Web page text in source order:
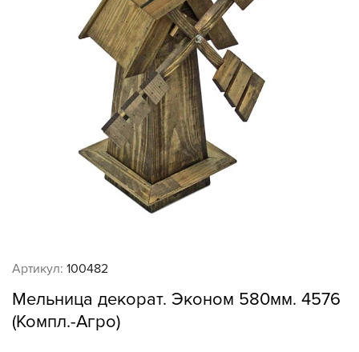
Артикул: 100482
Мельница декорат. Эконом 580мм. 4576
(Компл.-Агро)